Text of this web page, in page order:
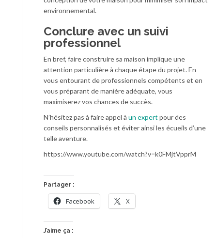
environnemental.
Conclure avec un suivi
professionnel
En bref, faire construire sa maison implique une
attention particulière à chaque étape du projet. En
vous entourant de professionnels compétents et en
vous préparant de manière adéquate, vous
maximiserez vos chances de succès.
N’hésitez pas à faire appel à un expert pour des
conseils personnalisés et éviter ainsi les écueils d’une
telle aventure.
https://www.youtube.com/watch?v=k0FMjtVpprM
Partager :
Facebook X
J’aime ça :